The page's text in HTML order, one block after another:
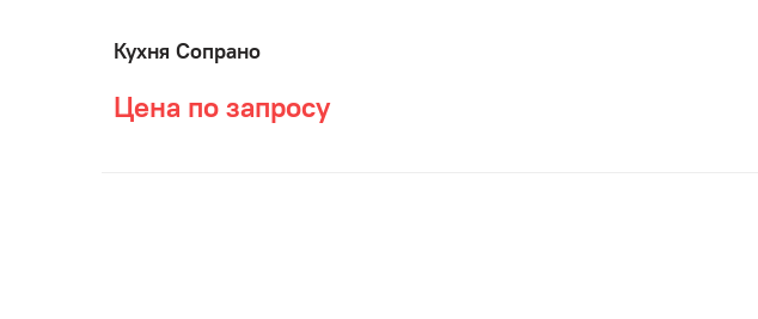
Кухня Сопрано
Цена по запросу